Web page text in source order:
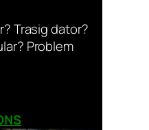
Trasig dator?
Problem